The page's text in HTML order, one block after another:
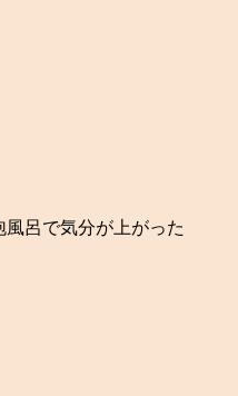
呂で気分が上がった